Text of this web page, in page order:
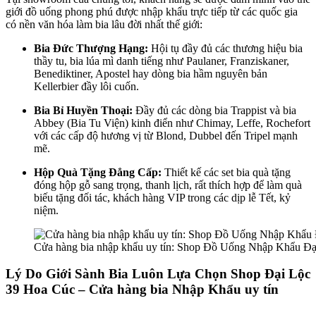
giới đồ uống phong phú được nhập khẩu trực tiếp từ các quốc gia
có nền văn hóa làm bia lâu đời nhất thế giới:
Bia Đức Thượng Hạng: Hội tụ đầy đủ các thương hiệu bia
thầy tu, bia lúa mì danh tiếng như Paulaner, Franziskaner,
Benediktiner, Apostel hay dòng bia hầm nguyên bản
Kellerbier đầy lôi cuốn.
Bia Bỉ Huyền Thoại: Đầy đủ các dòng bia Trappist và bia
Abbey (Bia Tu Viện) kinh điển như Chimay, Leffe, Rochefort
với các cấp độ hương vị từ Blond, Dubbel đến Tripel mạnh
mẽ.
Hộp Quà Tặng Đẳng Cấp: Thiết kế các set bia quà tặng
đóng hộp gỗ sang trọng, thanh lịch, rất thích hợp để làm quà
biếu tặng đối tác, khách hàng VIP trong các dịp lễ Tết, kỷ
niệm.
Cửa hàng bia nhập khẩu uy tín: Shop Đồ Uống Nhập Khẩu
Lý Do Giới Sành Bia Luôn Lựa Chọn Shop Đại Lộc
39 Hoa Cúc – Cửa hàng bia Nhập Khẩu uy tín